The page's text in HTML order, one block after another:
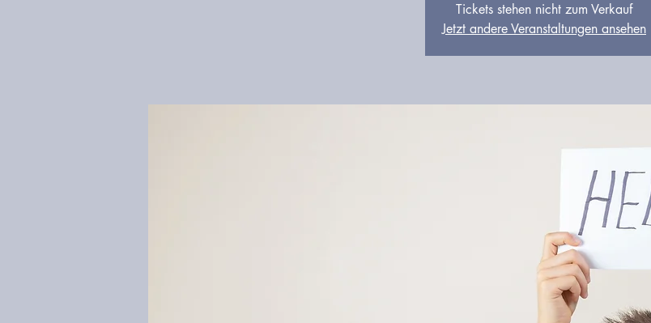
Tickets stehen nicht zum Verkauf
Jetzt andere Veranstaltungen ansehen